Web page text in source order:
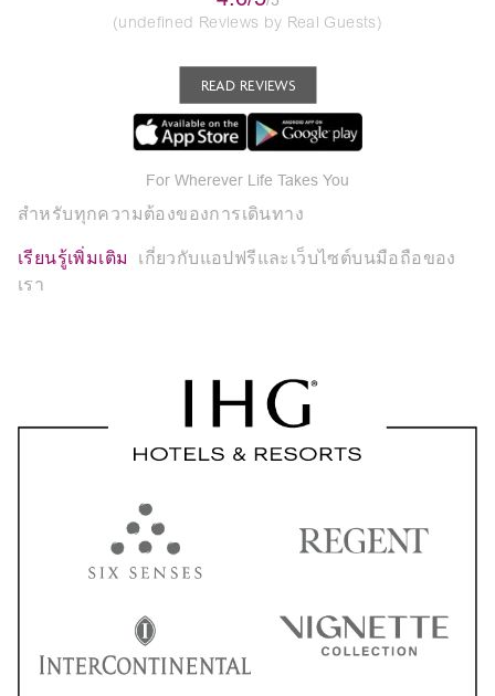
(undefined Reviews by Real Guests)
READ REVIEWS
For Wherever Life Takes You
สำหรับทุกความต้องของการเดินทาง
เรียนรู้เพิ่มเติม
เกี่ยวกับแอปฟรีและเว็บไซต์บนมือถือของ
เรา